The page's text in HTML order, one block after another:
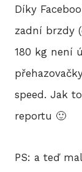
Díky
zadní brzdy
180 kg není
speed. Jak
reportu 🙂
PS: a teď